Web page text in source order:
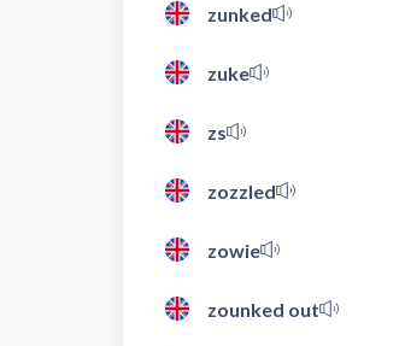
zunked
zuke
zs
zozzled
zowie
zounked out